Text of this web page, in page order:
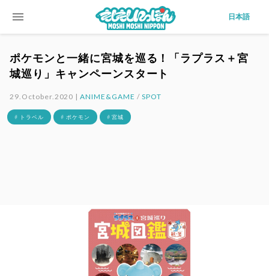
menu 日本語
ポケモンと一緒に宮城を巡る！「ラプラス＋宮
城巡り」キャンペーンスタート
29.October.2020 |ANIME&GAME / SPOT
# トラベル # ポケモン # 宮城